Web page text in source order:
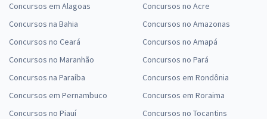
Concursos em Alagoas
Concursos na Bahia
Concursos no Ceará
Concursos no Maranhão
Concursos na Paraíba
Concursos em Pernambuco
Concursos no Piauí
Concursos no Acre
Concursos no Amazonas
Concursos no Amapá
Concursos no Pará
Concursos em Rondônia
Concursos em Roraima
Concursos no Tocantins